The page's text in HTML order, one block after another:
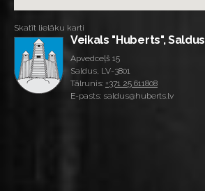
Skatīt lielāku karti
Veikals "Huberts", Saldus
Apvedceļš 15
Saldus, LV-3801
Tālrunis: +371 25 611808
E-pasts: saldus@huberts.lv